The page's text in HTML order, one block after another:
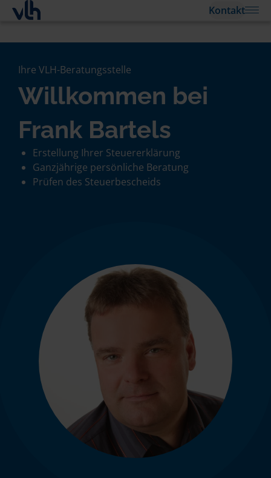
Kontakt
Ihre VLH-Beratungsstelle
Willkommen bei
Frank Bartels
Erstellung Ihrer Steuererklärung
Ganzjährige persönliche Beratung
Prüfen des Steuerbescheids